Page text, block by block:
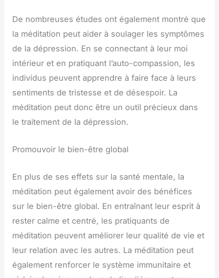
De nombreuses études ont également montré que
la méditation peut aider à soulager les symptômes
de la dépression. En se connectant à leur moi
intérieur et en pratiquant l’auto-compassion, les
individus peuvent apprendre à faire face à leurs
sentiments de tristesse et de désespoir. La
méditation peut donc être un outil précieux dans
le traitement de la dépression.
Promouvoir le bien-être global
En plus de ses effets sur la santé mentale, la
méditation peut également avoir des bénéfices
sur le bien-être global. En entraînant leur esprit à
rester calme et centré, les pratiquants de
méditation peuvent améliorer leur qualité de vie et
leur relation avec les autres. La méditation peut
également renforcer le système immunitaire et